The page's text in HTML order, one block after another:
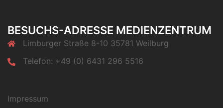
BESUCHS-ADRESSE MEDIENZENTRUM
Limburger Straße 8-10 35781 Weilburg
Telefon: +49 (0) 6431 296 5516
Impressum